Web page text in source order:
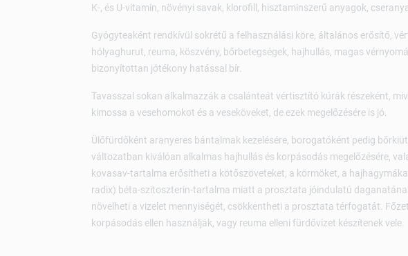
K-, és U-vitamin, növényi savak, klorofill, hisztaminszerű anyagok,
Gyógyteaként rendkívül sokrétű a felhasználási köre, általános erősítő,
hólyaghurut, reuma, köszvény, bőrbetegségek, hajhullás, magas
bizonyítottan jótékony hatással bír.
Tavasszal sokan alkalmazzák a csalánteát vértisztító kúrák részeként,
kimossa a vesehomokot és a veseköveket, de ezek megelőzésére is jó.
Ülőfürdőként aranyeres bántalmak kezelésére, borogatóként pedig
változatban kiválóan alkalmas hajhullás és korpásodás megelőzésére,
kovasav-tartalma erősítheti a kötőszöveteket, a körmöket, a
radix) béta-szitoszterin-tartalma miatt a prosztata jóindulatú
növelheti a vizelet mennyiségét, csökkentheti a prosztata térfogatát.
korpásodás ellen használják, vagy reuma elleni fürdővizet készítenek vele.